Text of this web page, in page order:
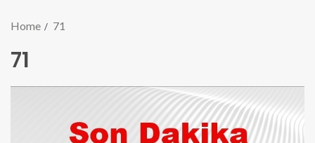
Home 71
71